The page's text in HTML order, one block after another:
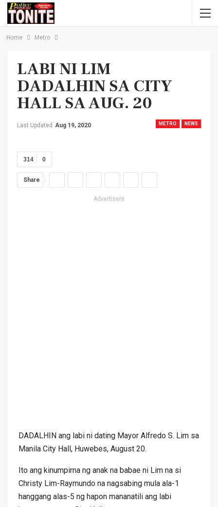
Home Metro
LABI NI LIM
DADALHIN SA CITY
HALL SA AUG. 20
METRO NEWS
Last Updated Aug 19, 2020
0
314
Share
Advertisers
DADALHIN ang labi ni dating Mayor Alfredo S. Lim sa
Manila City Hall, Huwebes, August 20.
Ito ang kinumpirna ng anak na babae ni Lim na si
Christy Lim-Raymundo na nagsabing mula ala-1
hanggang alas-5 ng hapon mananatili ang labi